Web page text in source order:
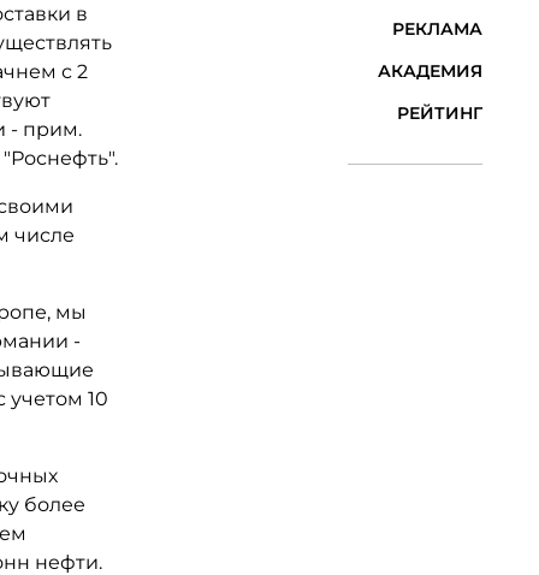
в
с 2
- прим.
числе
мы
-
10
более
нефти.
РЕКЛАМА
АКАДЕМИЯ
РЕЙТИНГ